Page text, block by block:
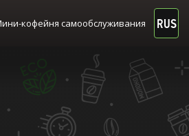
кофейня самообслуживания RUS